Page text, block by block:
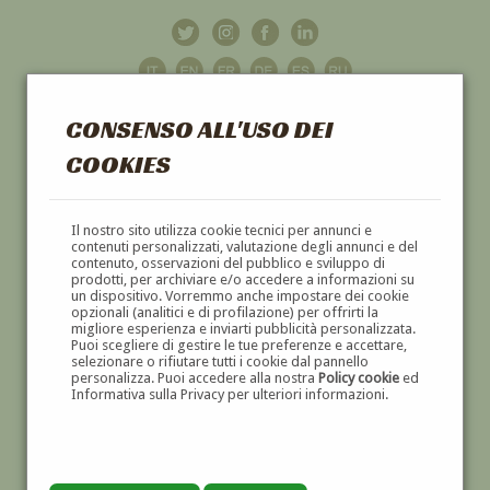
CONSENSO ALL'USO DEI
COOKIES
Il nostro sito utilizza cookie tecnici per annunci e
contenuti personalizzati, valutazione degli annunci e del
contenuto, osservazioni del pubblico e sviluppo di
prodotti, per archiviare e/o accedere a informazioni su
un dispositivo. Vorremmo anche impostare dei cookie
opzionali (analitici e di profilazione) per offrirti la
migliore esperienza e inviarti pubblicità personalizzata.
Puoi scegliere di gestire le tue preferenze e accettare,
selezionare o rifiutare tutti i cookie dal pannello
personalizza. Puoi accedere alla nostra Policy cookieed
Informativa sulla Privacy per ulteriori informazioni.
GALLERIAD'ARTE
DIPINTI E SCULTURE '800 E '900